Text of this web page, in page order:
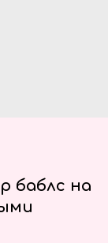
баблс на